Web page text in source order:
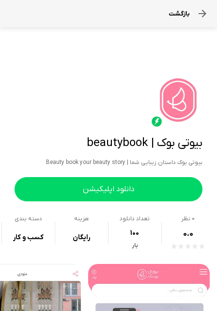
بازگشت
بیوتی بوک | beautybook
بیوتی بوک داستان زیبایی شما | Beauty book your beauty story
دانلود اپلیکیشن
0 نظر
0.0
تعداد دانلود
100
بار
هزینه
رایگان
دسته بندی
کسب و کار